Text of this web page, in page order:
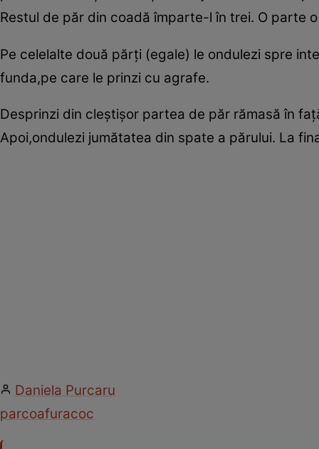
Restul de păr din coadă împarte-l în trei. O parte
Pe celelalte două părţi (egale) le ondulezi spre
funda,pe care le prinzi cu agrafe.
Desprinzi din cleştişor partea de păr rămasă în
Apoi,ondulezi jumătatea din spate a părului. La
Daniela Purcaru
parcoafuracoc